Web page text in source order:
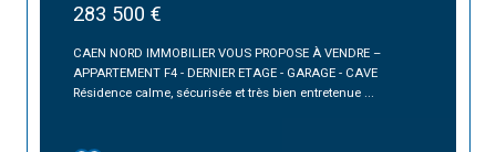
283 500 €
CAEN NORD IMMOBILIER VOUS PROPOSE À VENDRE –
APPARTEMENT F4 - DERNIER ETAGE - GARAGE - CAVE
Résidence calme, sécurisée et très bien entretenue ...